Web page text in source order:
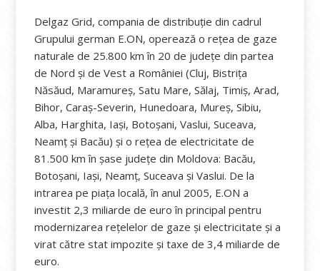
Delgaz Grid, compania de distribuție din cadrul
Grupului german E.ON, operează o reţea de gaze
naturale de 25.800 km în 20 de judeţe din partea
de Nord şi de Vest a României (Cluj, Bistrița
Năsăud, Maramureș, Satu Mare, Sălaj, Timiș, Arad,
Bihor, Caraș-Severin, Hunedoara, Mureș, Sibiu,
Alba, Harghita, Iași, Botoșani, Vaslui, Suceava,
Neamț şi Bacău) şi o reţea de electricitate de
81.500 km în şase judeţe din Moldova: Bacău,
Botoşani, Iaşi, Neamţ, Suceava şi Vaslui. De la
intrarea pe piaţa locală, în anul 2005, E.ON a
investit 2,3 miliarde de euro în principal pentru
modernizarea reţelelor de gaze şi electricitate şi a
virat către stat impozite şi taxe de 3,4 miliarde de
euro.